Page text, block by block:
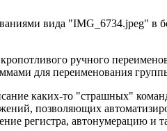
вида "IMG_6734.jpeg"
ручного
для переименования
каких-то "страшных"
позволяющих
регистра, автонумерацию